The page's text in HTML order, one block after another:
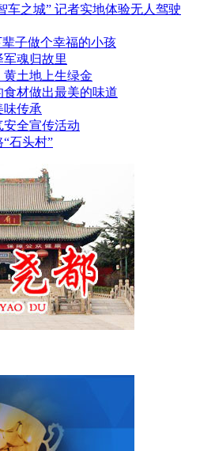
车之城” 记者实地体验无人驾驶
子做个幸福的小孩
魂归故里
土地上生绿金
材做出最美的味道
味传承
全宣传活动
石头村”